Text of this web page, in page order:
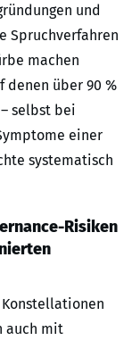
und
Spruchverfahren
machen
denen über 90 %
selbst bei
einer
systematisch
Risiken
auch mit